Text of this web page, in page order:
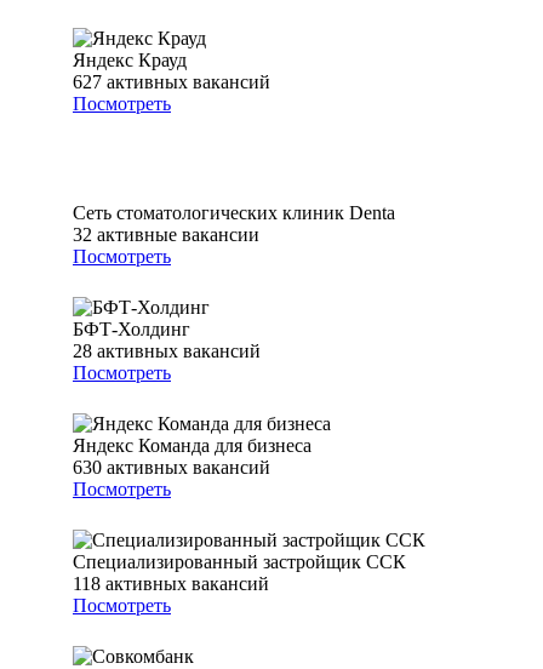
Яндекс Крауд
627 активных вакансий
Посмотреть
Сеть стоматологических клиник Denta
32 активные вакансии
Посмотреть
БФТ-Холдинг
28 активных вакансий
Посмотреть
Яндекс Команда для бизнеса
630 активных вакансий
Посмотреть
Специализированный застройщик ССК
118 активных вакансий
Посмотреть